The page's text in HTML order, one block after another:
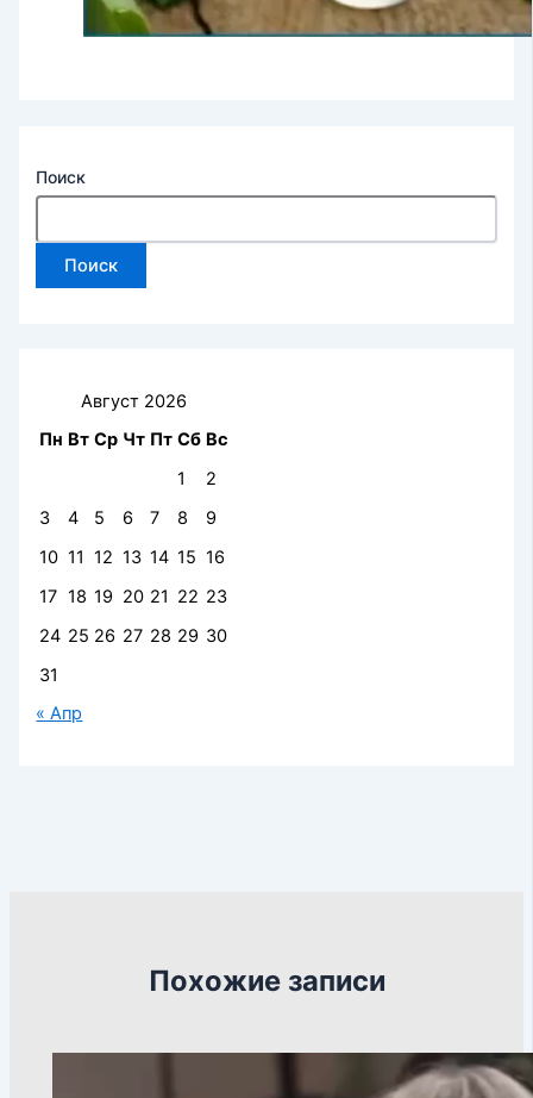
Поиск
Поиск
Август 2026
Пн Вт Ср Чт Пт Сб Вс
1
2
3
4 5 6 7 8
9
10 11 12 13 14 15 16
17 18 19 20 21 22 23
24 25 26 27 28 29 30
31
« Апр
Похожие записи